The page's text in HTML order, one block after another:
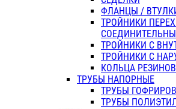
ФЛАНЦЫ /
ТРОЙНИКИ
ТРОЙНИКИ С
ТРОЙНИКИ С
КОЛЬЦА
ТРУБЫ НАПОРНЫЕ
ТРУБЫ
ТРУБЫ